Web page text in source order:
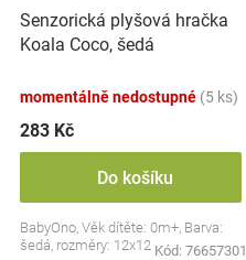
Senzorická plyšová hračka
Koala Coco, šedá
momentálně nedostupné (5 ks)
283 Kč
Do košíku
BabyOno, Věk dítěte: 0m+, Barva:
šedá, rozměry: 12x12 cm.
Kód: 76657301